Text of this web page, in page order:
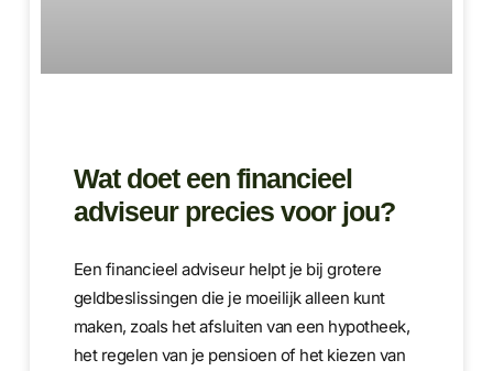
Wat doet een financieel
adviseur precies voor jou?
Een financieel adviseur helpt je bij grotere
geldbeslissingen die je moeilijk alleen kunt
maken, zoals het afsluiten van een hypotheek,
het regelen van je pensioen of het kiezen van